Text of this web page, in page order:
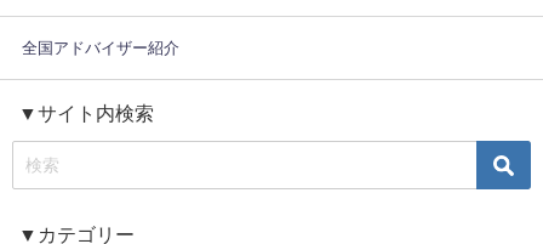
全国アドバイザー紹介
▼サイト内検索
▼カテゴリー